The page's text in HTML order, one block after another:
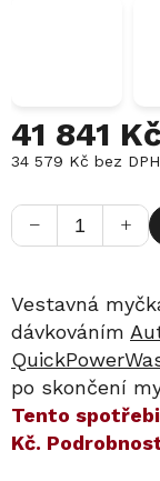
41 841 Kč
34 579 Kč bez DPH
cena:
+
−
Vestavná
dávkováním
po skončení
​​Tento
Kč.